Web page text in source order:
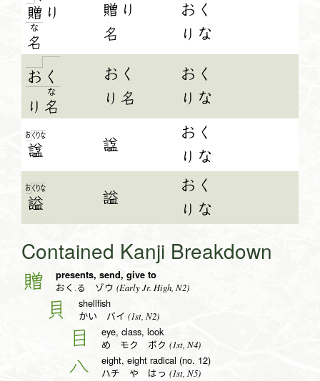
贈 り
な
名
贈り
名
おく
りな
お く
り
な
名
おく
り名
おく
りな
おくりな
諡 諡
おく
りな
おくりな
謚 謚
おく
りな
Contained Kanji Breakdown
贈 presents, send, give to
おく.る ゾウ (Early Jr. High, N2)
貝 shellfish
かい バイ (1st, N2)
目 eye, class, look
め モク ボク (1st, N4)
八 eight, eight radical (no. 12)
ハチ や はっ (1st, N5)